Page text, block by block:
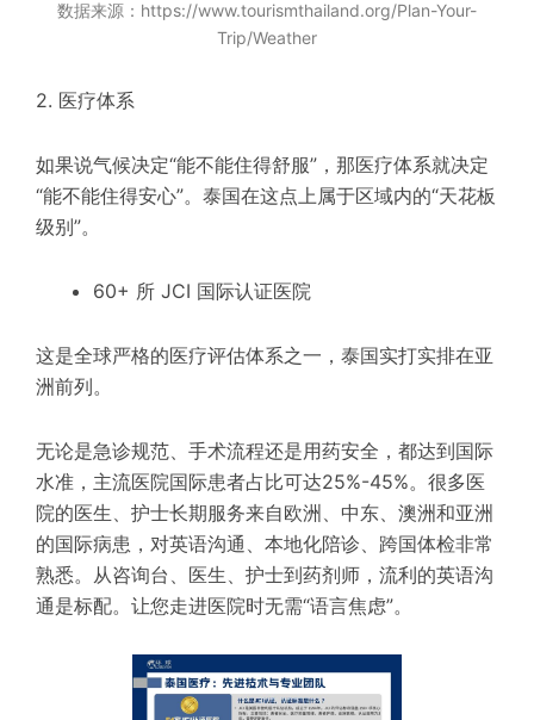
数据来源：https://www.tourismthailand.org/Plan-Your-
Trip/Weather
2. 医疗体系
如果说气候决定“能不能住得舒服”，那医疗体系就决定
“能不能住得安心”。泰国在这点上属于区域内的“天花板
级别”。
60+ 所 JCI 国际认证医院
这是全球严格的医疗评估体系之一，泰国实打实排在亚
洲前列。
无论是急诊规范、手术流程还是用药安全，都达到国际
水准，主流医院国际患者占比可达25%-45%。很多医
院的医生、护士长期服务来自欧洲、中东、澳洲和亚洲
的国际病患，对英语沟通、本地化陪诊、跨国体检非常
熟悉。从咨询台、医生、护士到药剂师，流利的英语沟
通是标配。让您走进医院时无需“语言焦虑”。